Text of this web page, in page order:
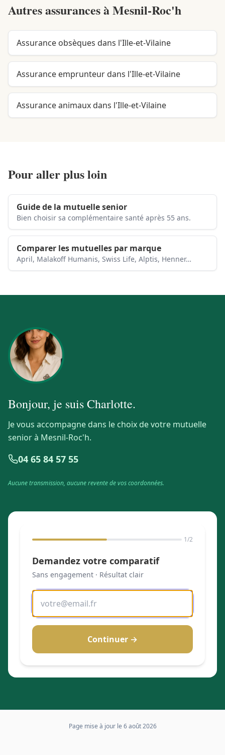
Autres assurances àMesnil-Roc'h
Assurance obsèques dans l'Ille-et-Vilaine
Assurance emprunteur dans l'Ille-et-Vilaine
Assurance animaux dans l'Ille-et-Vilaine
Pour aller plus loin
Guide de la mutuelle senior
Bien choisir sa complémentaire santé après 55 ans.
Comparer les mutuelles par marque
April, Malakoff Humanis, Swiss Life, Alptis, Henner…
Bonjour, je suisCharlotte.
Je vous accompagne dans le choix de votre mutuelle
senior à Mesnil-Roc'h.
04 65 84 57 55
Aucune transmission, aucune revente de vos coordonnées.
1/2
Demandez votre comparatif
Sans engagement · Résultat clair
Continuer →
Page mise à jour le 6 août 2026